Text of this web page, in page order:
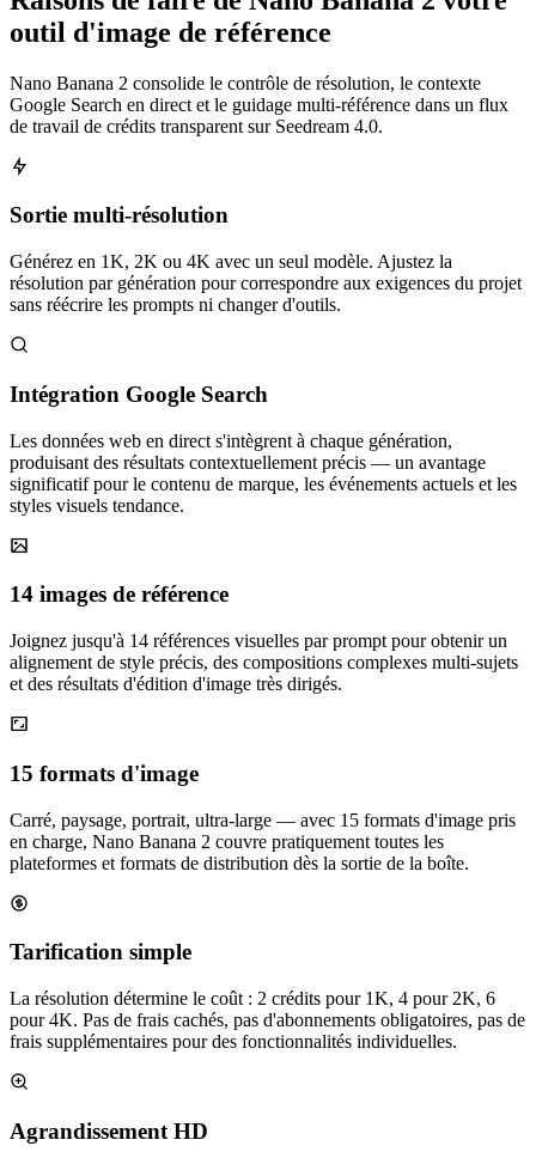
outil d'image de référence
Nano Banana 2 consolide le contrôle de résolution, le contexte
Google Search en direct et le guidage multi-référence dans un flux
de travail de crédits transparent sur Seedream 4.0.
Sortie multi-résolution
Générez en 1K, 2K ou 4K avec un seul modèle. Ajustez la
résolution par génération pour correspondre aux exigences du projet
sans réécrire les prompts ni changer d'outils.
Intégration Google Search
Les données web en direct s'intègrent à chaque génération,
produisant des résultats contextuellement précis — un avantage
significatif pour le contenu de marque, les événements actuels et les
styles visuels tendance.
14 images de référence
Joignez jusqu'à 14 références visuelles par prompt pour obtenir un
alignement de style précis, des compositions complexes multi-sujets
et des résultats d'édition d'image très dirigés.
15 formats d'image
Carré, paysage, portrait, ultra-large — avec 15 formats d'image pris
en charge, Nano Banana 2 couvre pratiquement toutes les
plateformes et formats de distribution dès la sortie de la boîte.
Tarification simple
La résolution détermine le coût : 2 crédits pour 1K, 4 pour 2K, 6
pour 4K. Pas de frais cachés, pas d'abonnements obligatoires, pas de
frais supplémentaires pour des fonctionnalités individuelles.
Agrandissement HD